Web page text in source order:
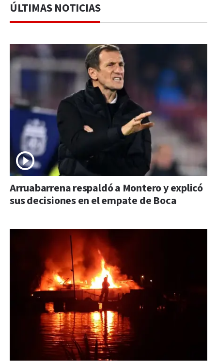
ÚLTIMAS NOTICIAS
Arruabarrena respaldó a Montero y explicó
sus decisiones en el empate de Boca